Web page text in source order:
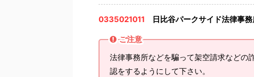
0335021011 日比谷パークサイド法律事
ご注意
法律事務所などを騙って架空請求などの
認をするようにして下さい。